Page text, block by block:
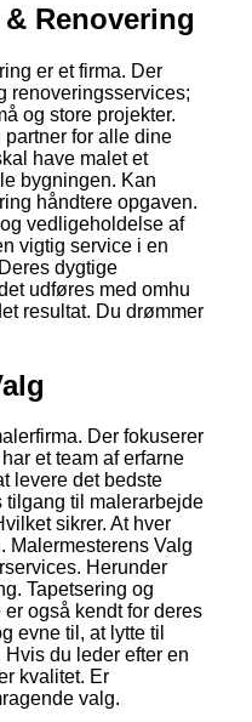
Renovering
er et firma. Der
renoveringsservices;
og store projekter.
for alle dine
have malet et
bygningen. Kan
håndtere opgaven.
vedligeholdelse af
vigtig service i en
dygtige
udføres med omhu
resultat. Du drømmer
Der fokuserer
et team af erfarne
levere det bedste
tilgang til malerarbejde
sikrer. At hver
Malermesterens Valg
Herunder
Tapetsering og
også kendt for deres
evne til, at lytte til
du leder efter en
kvalitet. Er
valg.